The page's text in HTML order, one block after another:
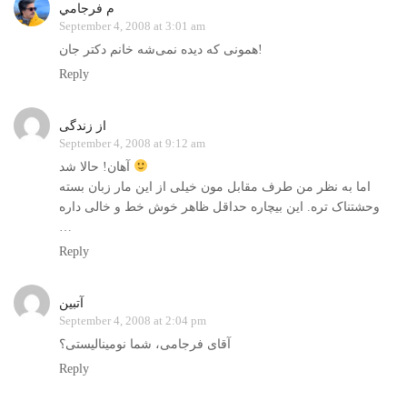
م فرجامي
September 4, 2008 at 3:01 am
همونی که ديده نمی‌شه خانم دکتر جان!
Reply
از زندگی
September 4, 2008 at 9:12 am
اما به نظر من طرف مقابل مون خيلی از اين مار زبان بسته
وحشتناک تره. اين بيچاره حداقل ظاهر خوش خط و خالی داره
Reply
آتبین
September 4, 2008 at 2:04 pm
آقای فرجامی، شما نومینالیستی؟
Reply